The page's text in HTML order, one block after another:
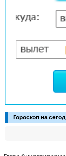
Гороскоп на